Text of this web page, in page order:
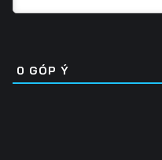
Tập 34
Tập 40
0 GÓP Ý